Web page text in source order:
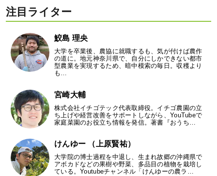
注目ライター
鮫島 理央
大学を卒業後、農協に就職するも、気が付けば農作
の道に。地元神奈川県で、自分にしかできない都市
型農業を実現するため、暗中模索の毎日。収穫より
も…
宮崎大輔
株式会社イチゴテック代表取締役。イチゴ農園の立
ち上げや経営改善をサポートしながら、YouTubeで
家庭菜園のお役立ち情報を発信。著書『おうち…
けんゆー （上原賢祐）
大学院の博士過程を中退し、生まれ故郷の沖縄県で
アボカドなどの果樹や野菜、多品目の植物を栽培し
ている。Youtubeチャンネル「けんゆーの農ラ…